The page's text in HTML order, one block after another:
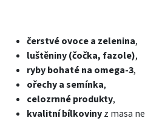
čerstvé ovoce a zelenina,
luštěniny (čočka, fazole),
ryby bohaté na omega-3,
ořechy a semínka,
celozrnné produkty,
kvalitní bílkovinyz masa